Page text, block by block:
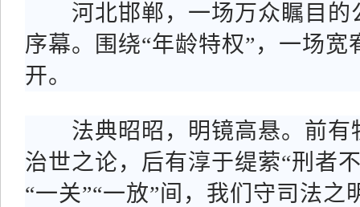
河北邯郸，一场万众瞩目的
序幕。围绕“年龄特权”，一场
开。
法典昭昭，明镜高悬。前有
治世之论，后有淳于缇萦“刑者
“一关”“一放”间，我们守司法